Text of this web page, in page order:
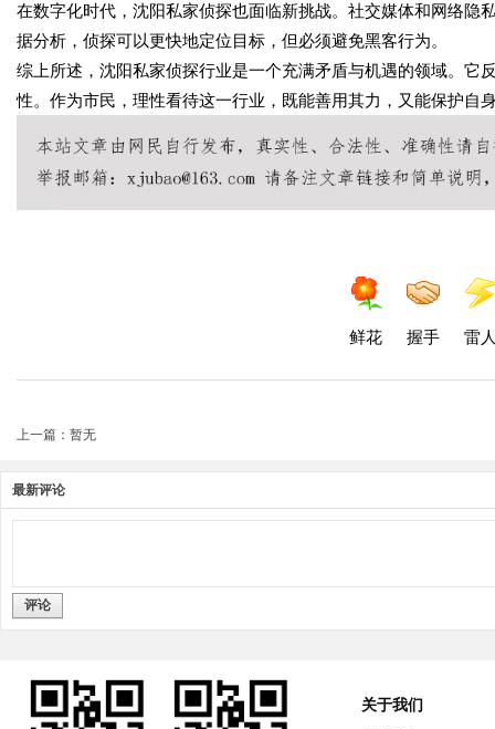
在数字化时代，沈阳私家侦探也面临新挑战。社交媒体和网络隐
据分析，侦探可以更快地定位目标，但必须避免黑客行为。
综上所述，沈阳私家侦探行业是一个充满矛盾与机遇的领域。它
性。作为市民，理性看待这一行业，既能善用其力，又能保护自
鲜花 握手 雷
上一篇：暂无
最新评论
评论
关于我们